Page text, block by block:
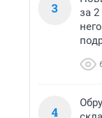
3
за
4